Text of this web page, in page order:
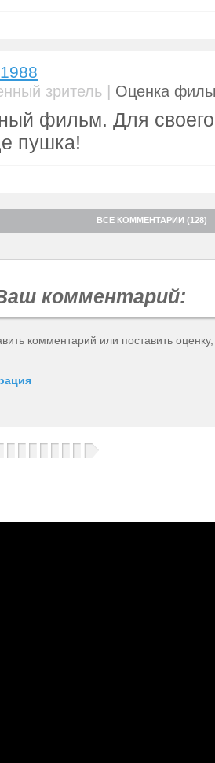
зритель | Оценка
фильм. Для
пушка!
ВСЕ КОММЕНТАРИИ (128)
комментарий:
комментарий или поставить